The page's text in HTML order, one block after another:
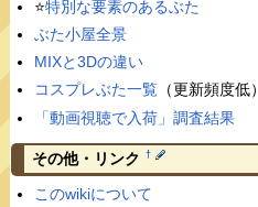
⭐️特別な要素のあるぶた
ぶた小屋全景
MIXと3Dの違い
コスプレぶた一覧（更新頻度低）
「動画視聴で入荷」調査結果
その他・リンク †
このwikiについて